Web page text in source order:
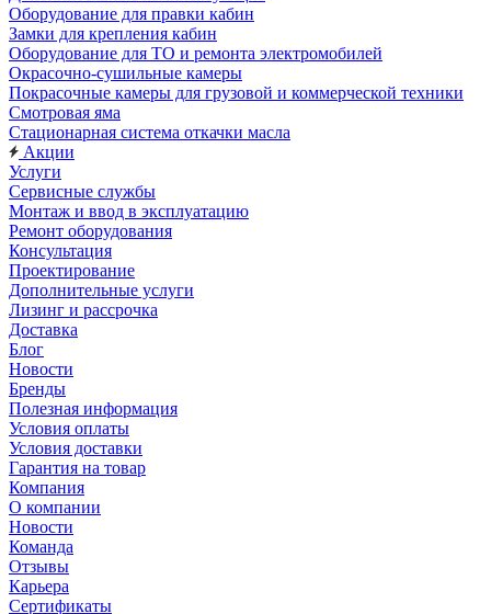
Оборудование для правки кабин
Замки для крепления кабин
Оборудование для ТО и ремонта электромобилей
Окрасочно-сушильные камеры
Покрасочные камеры для грузовой и коммерческой техники
Смотровая яма
Стационарная система откачки масла
Акции
Услуги
Сервисные службы
Монтаж и ввод в эксплуатацию
Ремонт оборудования
Консультация
Проектирование
Дополнительные услуги
Лизинг и рассрочка
Доставка
Блог
Новости
Бренды
Полезная информация
Условия оплаты
Условия доставки
Гарантия на товар
Компания
О компании
Новости
Команда
Отзывы
Карьера
Сертификаты